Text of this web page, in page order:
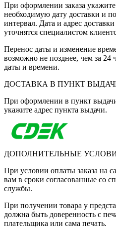
При оформлении заказа
необходимую дату доставки и
интервал. Дата и адрес
уточнятся специалистом
Перенос даты и изменение
возможно не позднее, чем за 24
даты и времени.
ДОСТАВКА В ПУНКТ
При оформлении в пункт
укажите адрес пункта выдачи.
ДОПОЛНИТЕЛЬНЫЕ
При условии оплаты заказа на
вам в сроки согласованные со
службы.
При получении товара у
должна быть доверенность с
плательщика или сама печать.